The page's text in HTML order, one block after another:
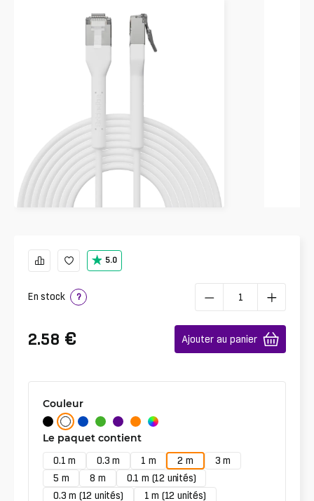
5.0
En stock ?
2.58 € Ajouter au panier
Couleur
Le paquet contient
0.1 m 0.3 m 1 m 2 m
3 m
5 m
8 m
0.1 m (12 unités)
0.3 m (12 unités)
1 m (12 unités)